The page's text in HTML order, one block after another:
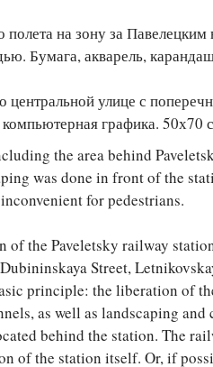
на зону за Павелецким
Бумага, акварель,
центральной улице с
графика. 50х70
the area behind
was done in front of the
for pedestrians.
of the Paveletsky railway
Street,
principle: the liberation of
as well as landscaping
behind the station. The
of the station itself. Or, if